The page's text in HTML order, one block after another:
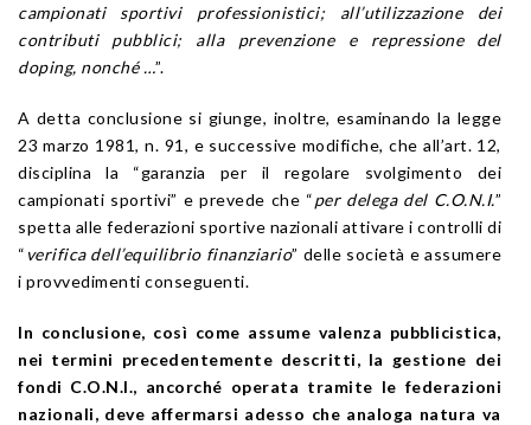
campionati sportivi professionistici; all’utilizzazione dei
contributi pubblici; alla prevenzione e repressione del
doping, nonché …”.
A detta conclusione si giunge, inoltre, esaminando la legge
23 marzo 1981, n. 91, e successive modifiche, che all’art. 12,
disciplina la “garanzia per il regolare svolgimento dei
campionati sportivi” e prevede che “per delega del C.O.N.I.”
spetta alle federazioni sportive nazionali attivare i controlli di
“ verifica dell’equilibrio finanziario” delle società e assumere
i provvedimenti conseguenti.
In conclusione, così come assume valenza pubblicistica,
nei termini precedentemente descritti, la gestione dei
fondi C.O.N.I., ancorché operata tramite le federazioni
nazionali, deve affermarsi adesso che analoga natura va